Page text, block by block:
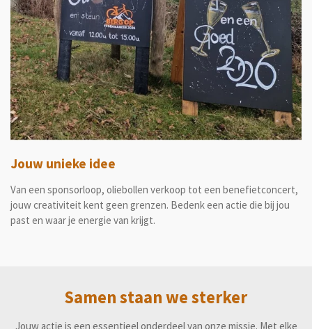
Jouw unieke idee
Van een sponsorloop, oliebollen verkoop tot een benefietconcert,
jouw creativiteit kent geen grenzen. Bedenk een actie die bij jou
past en waar je energie van krijgt.
Samen staan we sterker
Jouw actie is een essentieel onderdeel van onze missie. Met elke